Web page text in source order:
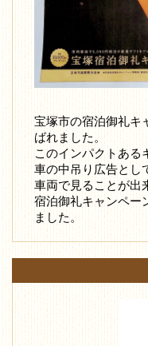
宝塚市の宿泊御礼キ
ばれました。
このインパクトある
車の中吊り広告とし
車両で見ることが出
宿泊御礼キャンペー
ました。